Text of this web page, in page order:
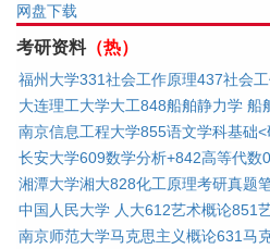
网盘下载
考研资料（热）
福州大学331社会工作原理437社会
大连理工大学大工848船舶静力学 船
南京信息工程大学855语文学科基础
长安大学609数学分析+842高等代数
湘潭大学湘大828化工原理考研真题
中国人民大学 人大612艺术概论851
南京师范大学马克思主义概论631马